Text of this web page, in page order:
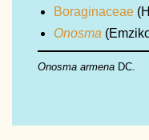
Boraginaceae
Onosma
Onosma armena DC.